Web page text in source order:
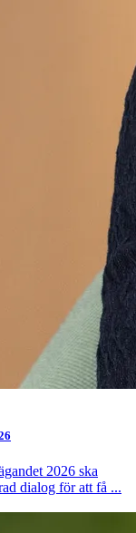
2026 ska
dialog för att få ...